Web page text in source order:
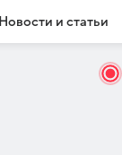
Новости и статьи